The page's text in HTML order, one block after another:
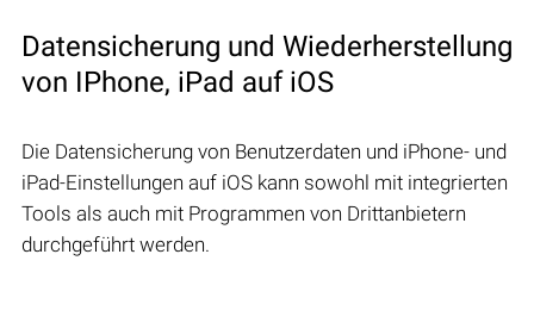
Datensicherung und Wiederherstellung
von IPhone, iPad auf iOS
Die Datensicherung von Benutzerdaten und iPhone- und
iPad-Einstellungen auf iOS kann sowohl mit integrierten
Tools als auch mit Programmen von Drittanbietern
durchgeführt werden.